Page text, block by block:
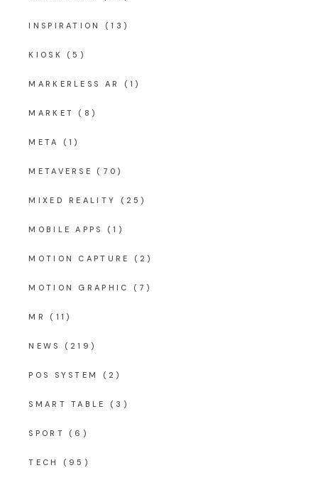
INSPIRATION (13)
KIOSK (5)
MARKERLESS AR (1)
MARKET (8)
META (1)
METAVERSE (70)
MIXED REALITY (25)
MOBILE APPS (1)
MOTION CAPTURE (2)
MOTION GRAPHIC (7)
MR (11)
NEWS (219)
POS SYSTEM (2)
SMART TABLE (3)
SPORT (6)
TECH (95)